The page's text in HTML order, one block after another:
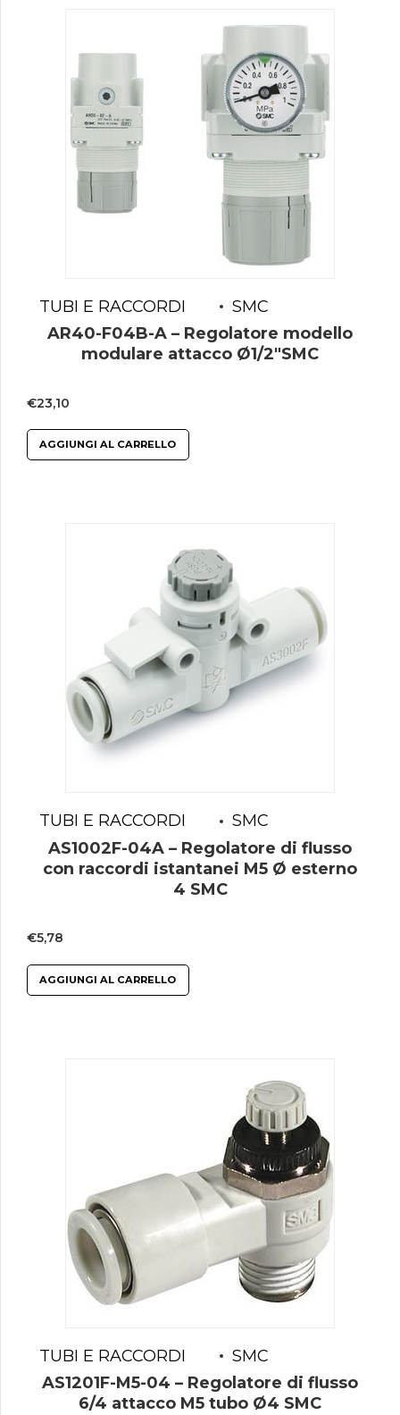
TUBI E RACCORDI
SMC
AR40-F04B-A – Regolatore modello
modulare attacco Ø1/2″SMC
€23,10
AGGIUNGI AL CARRELLO
TUBI E RACCORDI
SMC
AS1002F-04A – Regolatore di flusso
con raccordi istantanei M5 Ø esterno
4 SMC
€5,78
AGGIUNGI AL CARRELLO
TUBI E RACCORDI
SMC
AS1201F-M5-04 – Regolatore di flusso
6/4 attacco M5 tubo Ø4 SMC